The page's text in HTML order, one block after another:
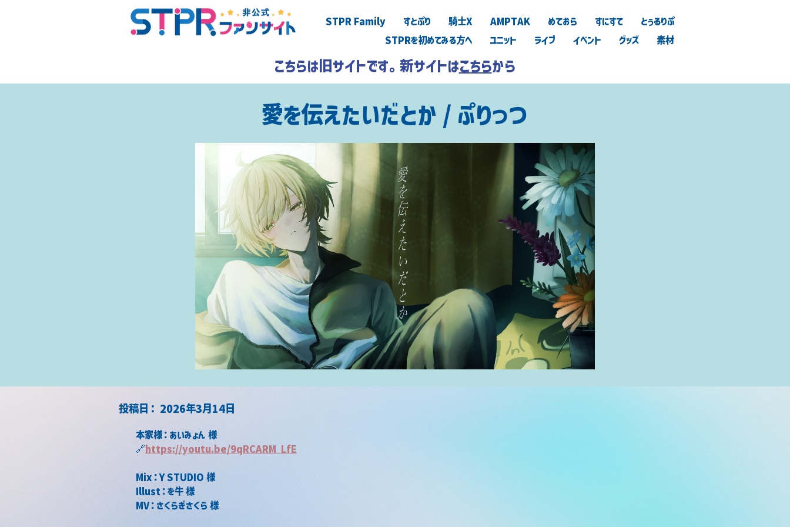
STPR Family すとぷり 騎士X AMPTAK めておら すにすて
とぅるりぷ
STPRを初めてみる方へ
ユニット ライブ イベント グッズ 素材
こちらは旧サイトです。新サイトはこちらから
愛を伝えたいだとか / ぷりっつ
2026年3月14日
​投稿日：
本家様：あいみょん 様
🔗https://youtu.be/9qRCARM_LfE
Mix：Y STUDIO 様
Illust：を牛 様
MV：さくらぎさくら 様